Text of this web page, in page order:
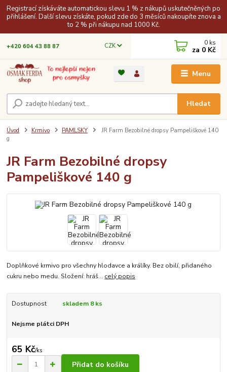
Registrací získáváte automatickou slevu 1 % z nákupů uskutečněných po
přihlášení. Další slevu získáte, pokud zde do 3 měsíců nakoupíte znova a
to 2 % při nákupu nad 1000 Kč.
Menu
CZK
Hledat
+420 604 43 88 87 0 ks
za 0 Kč
Úvod Krmivo PAMLSKY
JR Farm Bezobilné dropsy Pampeliškové 140
g
JR Farm Bezobilné dropsy
Pampeliškové 140 g
Doplňkové krmivo pro všechny hlodavce a králíky. Bez obilí, přidaného
cukru nebo medu. Složení: hráš... celý popis
Dostupnost skladem 8 ks
Nejsme plátci DPH
65 Kč/ks
Přidat do košíku